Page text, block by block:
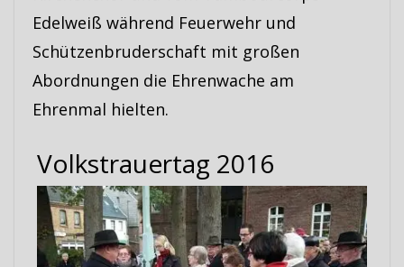
Edelweiß während Feuerwehr und
Schützenbruderschaft mit großen
Abordnungen die Ehrenwache am
Ehrenmal hielten.
Volkstrauertag 2016